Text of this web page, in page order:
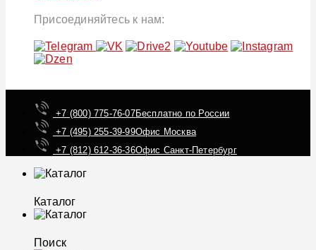
Присоединяйтесь к нам:
+7 (800) 775-76-07Бесплатно по России
+7 (495) 255-39-99Офис Москва
+7 (812) 612-36-36Офис Санкт-Петербург
Каталог
Поиск